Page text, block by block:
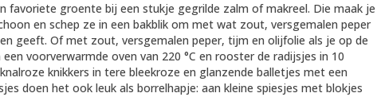
favoriete groente bij een stukje gegrilde zalm of makreel. Die maak je
en schep ze in een bakblik om met wat zout, versgemalen peper
geeft. Of met zout, versgemalen peper, tijm en olijfolie als je op de
voorverwarmde oven van 220 °C en rooster de radijsjes in 10
knikkers in tere bleekroze en glanzende balletjes met een
doen het ook leuk als borrelhapje: aan kleine spiesjes met blokjes